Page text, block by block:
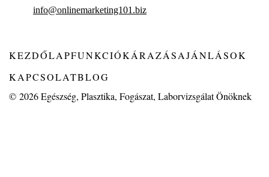
info@onlinemarketing101.biz
KEZDŐLAPFUNKCIÓKÁRAZÁSAJÁNLÁSOK
KAPCSOLATBLOG
© 2026Egészség, Plasztika, Fogászat, Laborvizsgálat Önöknek